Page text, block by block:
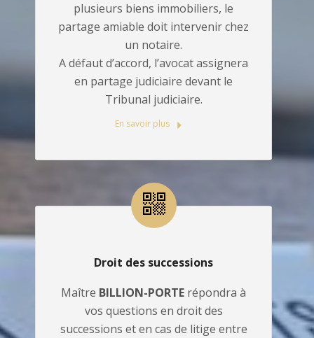
plusieurs biens immobiliers, le
partage amiable doit intervenir chez
un notaire.
A défaut d’accord, l’avocat assignera
en partage judiciaire devant le
Tribunal judiciaire.
En savoir plus
Droit des successions
Maître BILLION-PORTE répondra à
vos questions en droit des
successions et en cas de litige entre